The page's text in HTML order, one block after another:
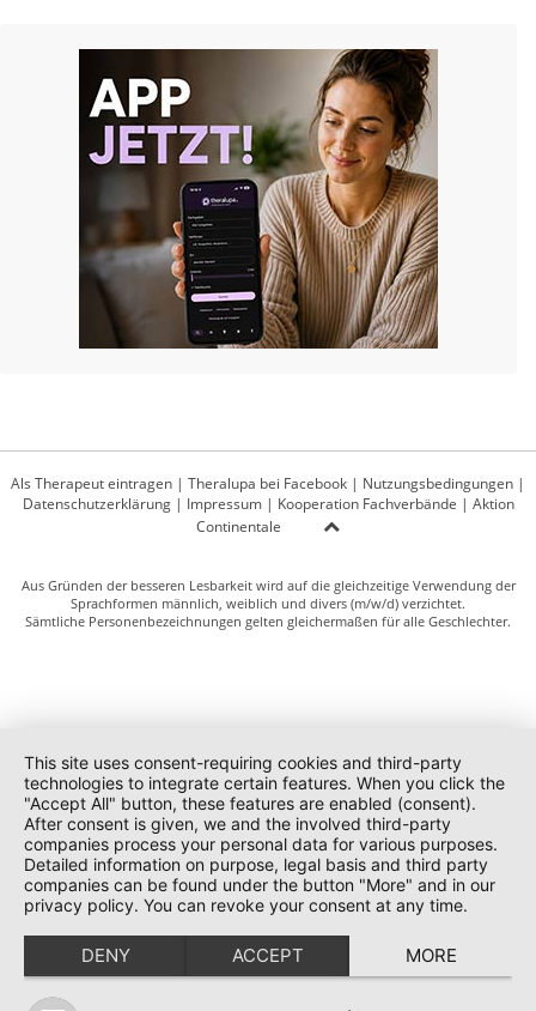
Als Therapeut eintragen | Theralupa bei Facebook | Nutzungsbedingungen |
Datenschutzerklärung| Impressum| Kooperation Fachverbände | Aktion
Continentale
Aus Gründen der besseren Lesbarkeit wird auf die gleichzeitige Verwendung der
Sprachformen männlich, weiblich und divers (m/w/d) verzichtet.
Sämtliche Personenbezeichnungen gelten gleichermaßen für alle Geschlechter.
This site uses consent-requiring cookies and third-party
technologies to integrate certain features. When you click the
"Accept All" button, these features are enabled (consent).
After consent is given, we and the involved third-party
companies process your personal data for various purposes.
Detailed information on purpose, legal basis and third party
companies can be found under the button "More" and in our
privacy policy. You can revoke your consent at any time.
DENY ACCEPT MORE